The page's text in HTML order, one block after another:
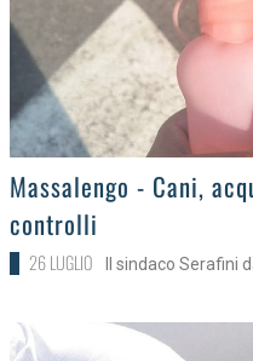
>Massalengo - Cani,
controlli
26 LUGLIO Il sindaco Serafini